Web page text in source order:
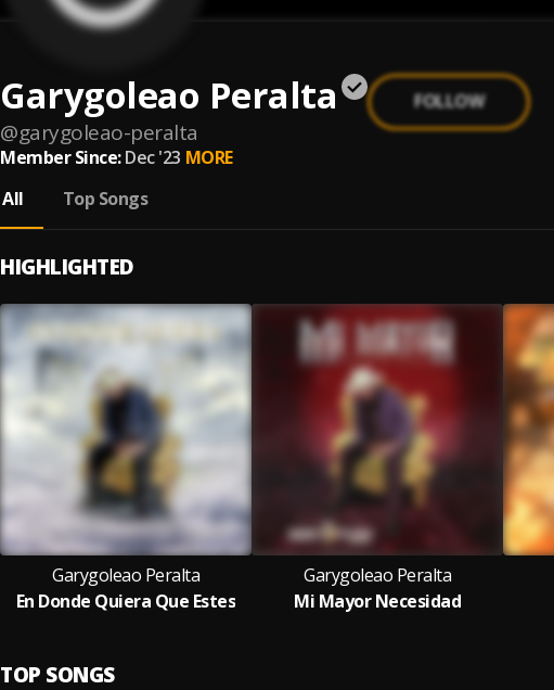
Garygoleao Peralta
@garygoleao-peralta
FOLLOW
Member Since: Dec '23 MORE
All
Top Songs
HIGHLIGHTED
Garygoleao Peralta
En Donde Quiera Que Estes
Garygoleao Peralta
Mi Mayor Necesidad
TOP SONGS